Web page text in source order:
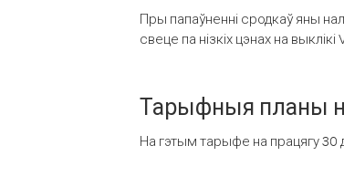
Пры папаўненні сродкаў яны
свеце па нізкіх цэнах на выклікі
Тарыфныя планы
На гэтым тарыфе на працягу 30